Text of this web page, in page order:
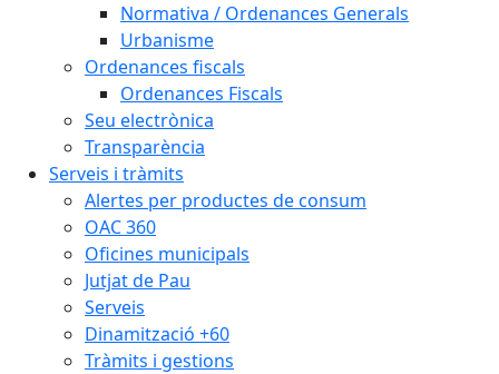
Normativa / Ordenances Generals
Urbanisme
Ordenances fiscals
Ordenances Fiscals
Seu electrònica
Transparència
Serveis i tràmits
Alertes per productes de consum
OAC 360
Oficines municipals
Jutjat de Pau
Serveis
Dinamització +60
Tràmits i gestions